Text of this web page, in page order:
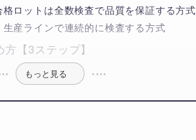
ロットは全数検査で品質を保証する方式
産ラインで連続的に検査する方式
【3ステップ】
もっと見る